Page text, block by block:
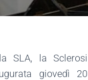
SLA, la Sclerosi
giovedì 20